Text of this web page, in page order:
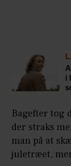
i
Bagefter tog
der straks
man på at
juletræet,